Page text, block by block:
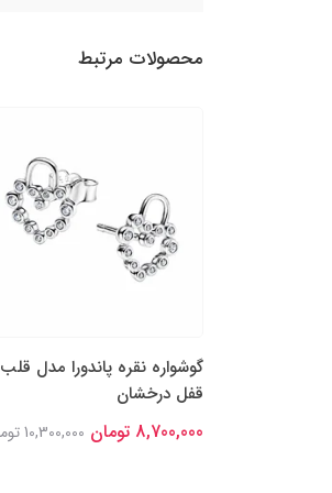
محصولات مرتبط
گوشواره نقره پاندورا مدل قلب
قفل درخشان
8,700,000 تومان 10,300,000 تومان